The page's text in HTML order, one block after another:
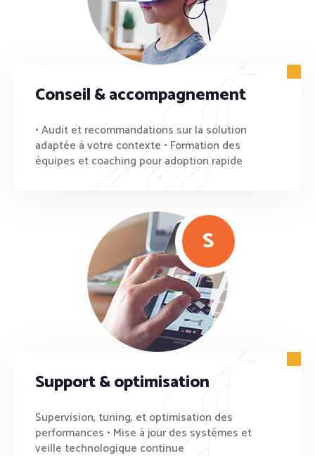
Conseil & accompagnement
• Audit et recommandations sur la solution
adaptée à votre contexte • Formation des
équipes et coaching pour adoption rapide
S
Support & optimisation
Supervision, tuning, et optimisation des
performances • Mise à jour des systèmes et
veille technologique continue